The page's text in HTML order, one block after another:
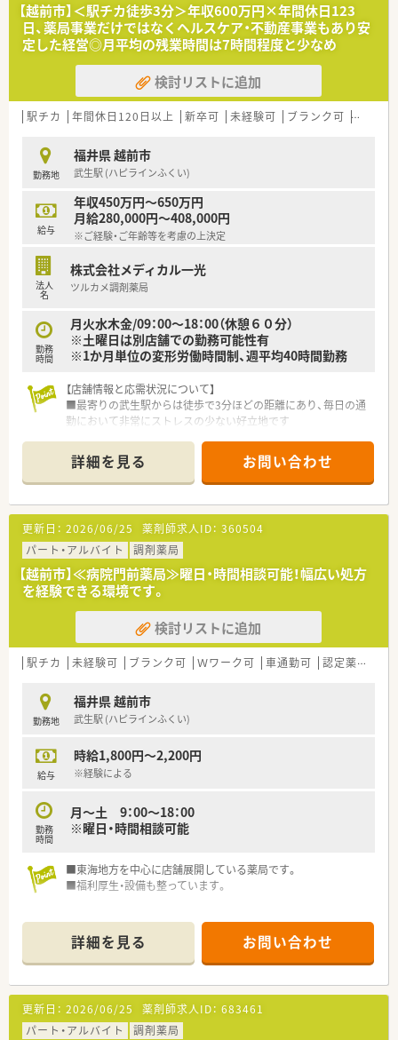
【越前市】＜駅チカ徒歩3分＞年収600万円×年間休日123
日、薬局事業だけではなくヘルスケア・不動産事業もあり安
定した経営◎月平均の残業時間は7時間程度と少なめ
検討リストに追加
駅チカ 年間休日120日以上 新卒可 未経験可 ブランク可 車通勤
勤務地
福井県 越前市
武生駅 (ハピラインふくい)
給与
年収450万円～650万円
月給280,000円～408,000円
※ご経験・ご年齢等を考慮の上決定
法人
名
株式会社メディカル一光
ツルカメ調剤薬局
勤務
時間
月火水木金/09：00～18：00（休憩６０分）
※土曜日は別店舗での勤務可能性有
※1か月単位の変形労働時間制、週平均40時間勤務
【店舗情報と応需状況について】
■最寄りの武生駅からは徒歩で3分ほどの距離にあり、毎日の通
勤において非常にストレスの少ない好立地です
ており、地域医療に密着した経験が積めます
■薬剤師は常時3名体制で事務員も数名在籍しており、人員配置
にゆとりがあるため安心して業務に取り組めます
【想定される業務内容】
■処方箋に基づく調剤業務や監査、患者様への服薬指導など、薬
剤師としての基本業務を丁寧に行います
■電子薬歴や最新の調剤機器を活用し、効率的かつ安全に業務を
進めることで患者様に向き合う時間を作ります
■OTC医薬品の販売や健康相談にも対応し、地域の皆様の健康を
サポートする幅広い役割を担っていただきます
【職場環境と雰囲気】
■真面目で優しい人柄のスタッフが多く在籍しており、人間関係
■会社全体で「医療は高度な接遇業」と捉えており、患者様一人
ひとりに寄り添う温かい対応を心がけています
■教育担当によるOJT研修や集合研修など、中途入社の方でも安
【こんな方にオススメ】
として人間力を高めたい方に強くお勧めします
■福利厚生が充実した安定企業で、将来への不安を感じることな
く長く勤めたいと考えている方に最適です
の専門性を磨きたい方に向いている環境です
詳細を見る お問い合わせ
更新日： 2026/06/25 薬剤師求人ID： 360504
パート・アルバイト
調剤薬局
【越前市】≪病院門前薬局≫曜日・時間相談可能！幅広い処方
を経験できる環境です。
検討リストに追加
駅チカ 未経験可 ブランク可 Ｗワーク可 車通勤可 認定薬剤師取得支援あり
勤務地
福井県 越前市
武生駅 (ハピラインふくい)
給与
時給1,800円～2,200円
※経験による
勤務
時間
月～土 9：00～18：00
※曜日・時間相談可能
■東海地方を中心に店舗展開している薬局です。
■福利厚生・設備も整っています。
詳細を見る お問い合わせ
更新日： 2026/06/25 薬剤師求人ID： 683461
パート・アルバイト
調剤薬局